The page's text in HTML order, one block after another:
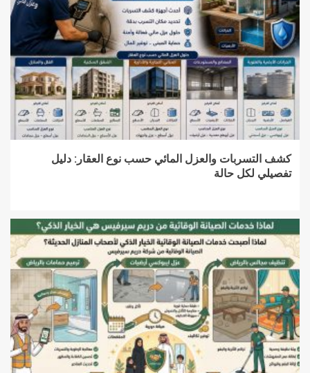
كشف التسربات والعزل المائي حسب نوع العقار: دليل
تفصيلي لكل حالة